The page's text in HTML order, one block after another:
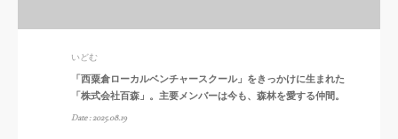
いどむ
「西粟倉ローカルベンチャースクール」をきっかけに生まれた
「株式会社百森」。主要メンバーは今も、森林を愛する仲間。
Date : 2025.08.19